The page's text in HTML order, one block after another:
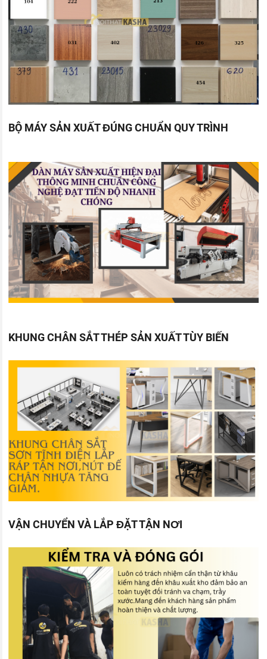
BỘ MÁY SẢN XUẤT ĐÚNG CHUẨN QUY TRÌNH
KHUNG CHÂN SẮT THÉP SẢN XUẤT TÙY BIẾN
VẬN CHUYỂN VÀ LẮP ĐẶT TẬN NƠI